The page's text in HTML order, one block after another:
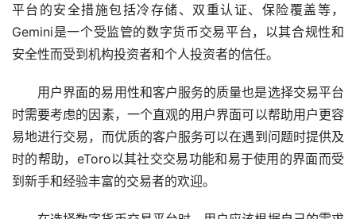
平台的安全措施包括冷存储、双重认证、保险覆盖等，
Gemini是一个受监管的数字货币交易平台，以其合规性和
安全性而受到机构投资者和个人投资者的信任。
用户界面的易用性和客户服务的质量也是选择交易平台
时需要考虑的因素，一个直观的用户界面可以帮助用户更容
易地进行交易，而优质的客户服务可以在遇到问题时提供及
时的帮助，eToro以其社交交易功能和易于使用的界面而受
到新手和经验丰富的交易者的欢迎。